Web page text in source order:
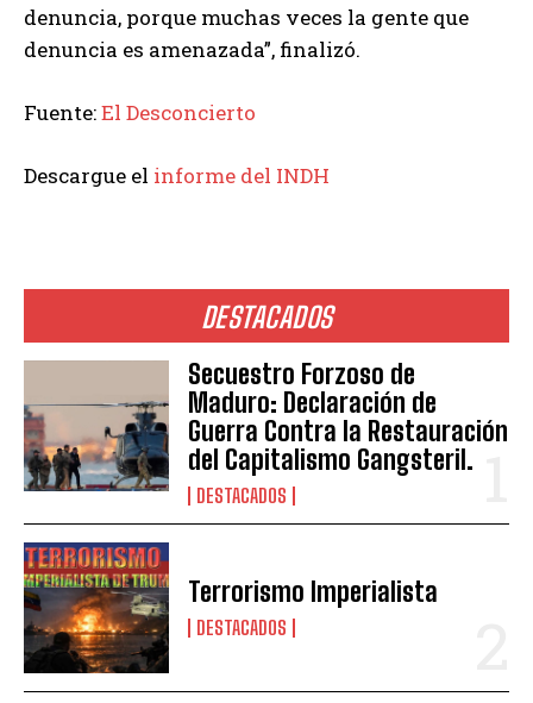
DESTACADOS
Secuestro Forzoso de
Maduro: Declaración de
Guerra Contra la Restauración
del Capitalismo Gangsteril.
DESTACADOS
Terrorismo Imperialista
DESTACADOS
denuncia, porque muchas veces la gente que
denuncia es amenazada”, finalizó.
Fuente:El Desconcierto
Descargue el informe del INDH